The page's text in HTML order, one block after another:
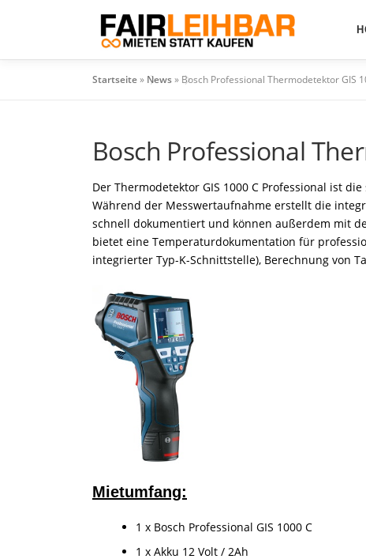
Startseite» News» Bosch Professional Thermodetektor GIS
Bosch Professional
Der Thermodetektor GIS 1000 C Professional ist
Während der Messwertaufnahme erstellt die
schnell dokumentiert und können außerdem mit
bietet eine Temperaturdokumentation für
integrierter Typ-K-Schnittstelle), Berechnung von
Mietumfang:
1 x Bosch Professional GIS 1000 C
1 x Akku 12 Volt / 2Ah